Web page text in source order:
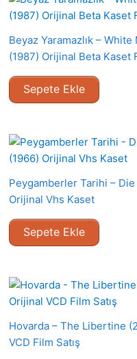
Beyaz Yaramazlık –
(1987) Orijinal Beta Kaset
Sepete Ekle
Peygamberler Tarihi –
Orijinal Vhs Kaset
Sepete Ekle
Hovarda – The Libertine
VCD Film Satış